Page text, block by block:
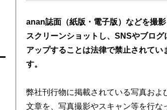
anan誌面（紙版・電子版）などを撮影
スクリーンショットし、SNSやブログ
アップすることは法律で禁止されてい
す。
弊社刊行物に掲載されている写真およ
文章を、写真撮影やスキャン等を行な